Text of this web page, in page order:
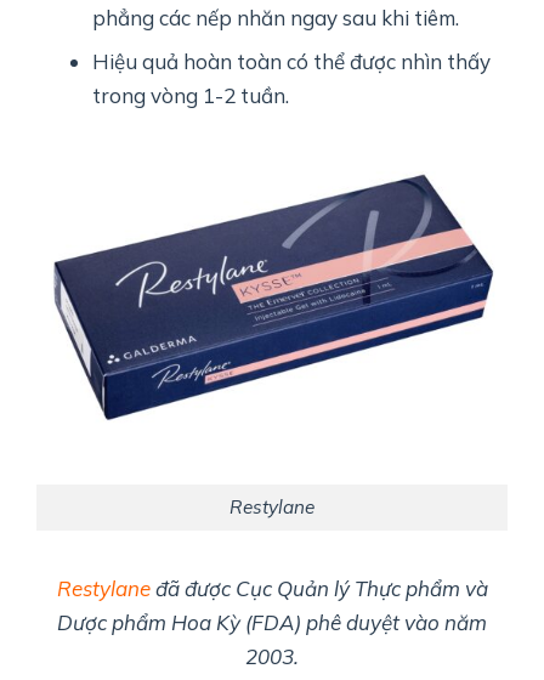
phẳng các nếp nhăn ngay sau khi tiêm.
Hiệu quả hoàn toàn có thể được nhìn thấy
trong vòng 1-2 tuần.
Restylane
Restylaneđã được Cục Quản lý Thực phẩm và
Dược phẩm Hoa Kỳ (FDA) phê duyệt vào năm
2003.